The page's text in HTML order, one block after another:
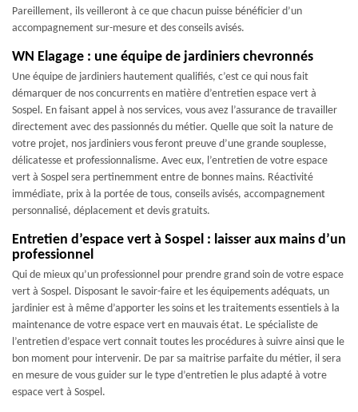
Pareillement, ils veilleront à ce que chacun puisse bénéficier d’un
accompagnement sur-mesure et des conseils avisés.
WN Elagage : une équipe de jardiniers chevronnés
Une équipe de jardiniers hautement qualifiés, c’est ce qui nous fait
démarquer de nos concurrents en matière d’entretien espace vert à
Sospel. En faisant appel à nos services, vous avez l’assurance de travailler
directement avec des passionnés du métier. Quelle que soit la nature de
votre projet, nos jardiniers vous feront preuve d’une grande souplesse,
délicatesse et professionnalisme. Avec eux, l’entretien de votre espace
vert à Sospel sera pertinemment entre de bonnes mains. Réactivité
immédiate, prix à la portée de tous, conseils avisés, accompagnement
personnalisé, déplacement et devis gratuits.
Entretien d’espace vert à Sospel : laisser aux mains d’un
professionnel
Qui de mieux qu’un professionnel pour prendre grand soin de votre espace
vert à Sospel. Disposant le savoir-faire et les équipements adéquats, un
jardinier est à même d’apporter les soins et les traitements essentiels à la
maintenance de votre espace vert en mauvais état. Le spécialiste de
l’entretien d’espace vert connait toutes les procédures à suivre ainsi que le
bon moment pour intervenir. De par sa maitrise parfaite du métier, il sera
en mesure de vous guider sur le type d’entretien le plus adapté à votre
espace vert à Sospel.